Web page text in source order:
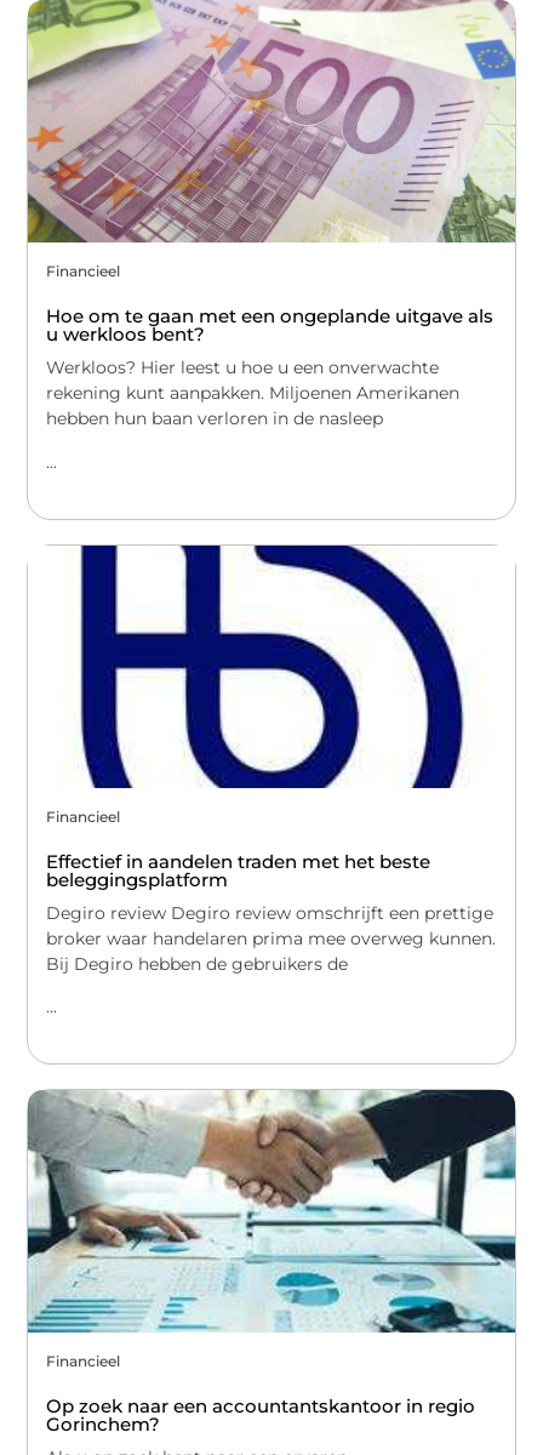
Financieel
Hoe om te gaan met een ongeplande uitgave als
u werkloos bent?
Werkloos? Hier leest u hoe u een onverwachte
rekening kunt aanpakken. Miljoenen Amerikanen
hebben hun baan verloren in de nasleep
...
Financieel
Effectief in aandelen traden met het beste
beleggingsplatform
Degiro review Degiro review omschrijft een prettige
broker waar handelaren prima mee overweg kunnen.
Bij Degiro hebben de gebruikers de
...
Financieel
Op zoek naar een accountantskantoor in regio
Gorinchem?